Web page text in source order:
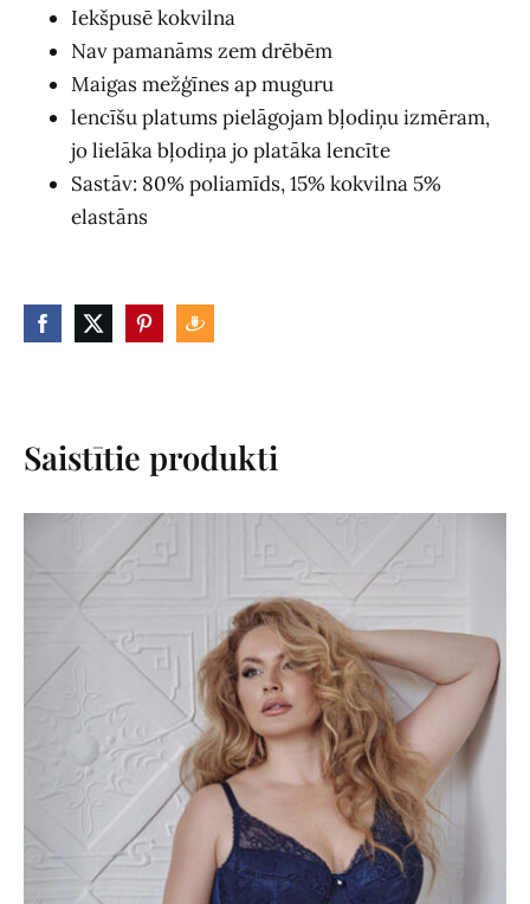
Iekšpusē kokvilna
Nav pamanāms zem drēbēm
Maigas mežģīnes ap muguru
lencīšu platums pielāgojam bļodiņu izmēram,
jo lielāka bļodiņa jo platāka lencīte
Sastāv: 80% poliamīds, 15% kokvilna 5%
elastāns
Saistītie produkti